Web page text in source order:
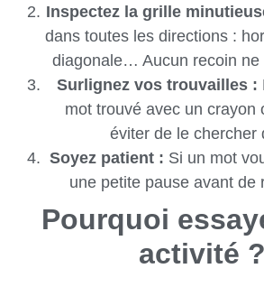
Inspectez la grille
dans toutes les directions :
diagonale… Aucun recoin ne
Surlignez vos trouvailles :
mot trouvé avec un crayon
éviter de le chercher
Soyez patient : Si un mot
une petite pause avant de
Pourquoi
activité ?